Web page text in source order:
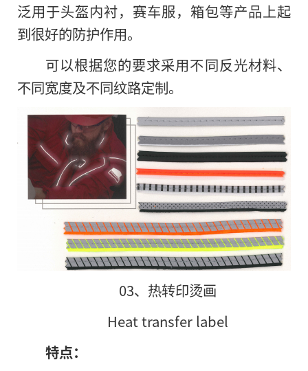
泛用于头盔内衬，赛车服，箱包等产品上起
到很好的防护作用。
可以根据您的要求采用不同反光材料、
不同宽度及不同纹路定制。
03、热转印烫画
Heat transfer label
特点：